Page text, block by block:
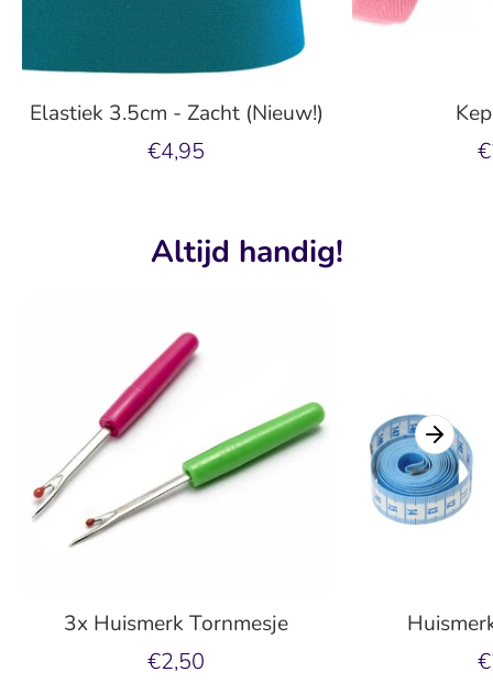
Elastiek 3.5cm - Zacht (Nieuw!)
€4,95
Altijd handig!
3x Huismerk Tornmesje
€2,50